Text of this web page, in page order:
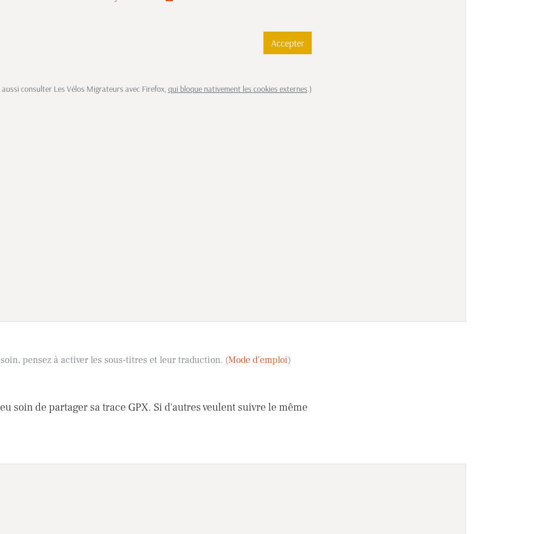
Accepter
aussi consulter Les Vélos Migrateurs avec Firefox, qui bloque nativement les cookies externes.)
pensez à activer les sous-titres et leur traduction. (Mode d’emploi)
soin de partager sa trace GPX. Si d'autres veulent suivre le même